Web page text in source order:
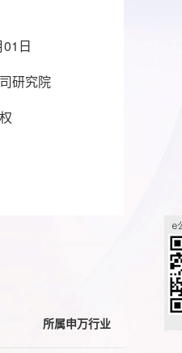
日
研究院
所属申万行业